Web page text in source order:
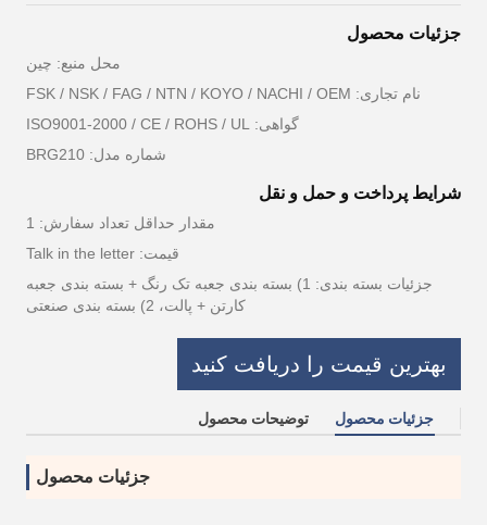
جزئیات محصول
محل منبع: چین
نام تجاری: FSK / NSK / FAG / NTN / KOYO / NACHI / OEM
گواهی: ISO9001-2000 / CE / ROHS / UL
شماره مدل: BRG210
شرایط پرداخت و حمل و نقل
مقدار حداقل تعداد سفارش: 1
قیمت: Talk in the letter
جزئیات بسته بندی: 1) بسته بندی جعبه تک رنگ + بسته بندی جعبه
کارتن + پالت، 2) بسته بندی صنعتی
بهترین قیمت را دریافت کنید
جزئیات محصول توضیحات محصول
جزئیات محصول